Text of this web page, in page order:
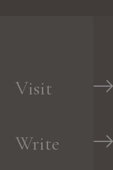
Visit
Write